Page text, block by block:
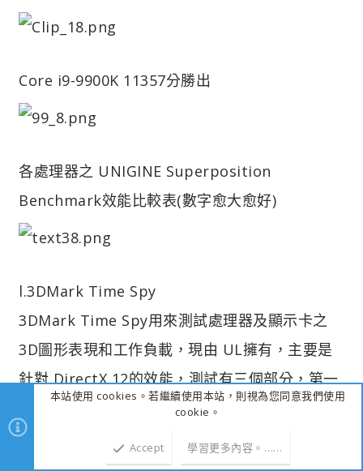
Core i9-9900K 11357分勝出
各處理器之 UNIGINE Superposition
Benchmark效能比較表(數字愈大愈好)
l.3DMark Time Spy
3DMark Time Spy用來測試處理器及顯示卡之
3D圖形表現和工作負載，現由 UL擁有，主要是
針對 DirectX 12的效能，測試有三個部分，第一
個為顆粒陰影、曲面細分等效果，第二個則是光
線追蹤的體積光照明技術，最後則是 CPU效能測
試，在前兩個測試中，包含了數千萬個頂點跟多
本站使用 cookies。若繼續使用本站，則視為您同意我們使用
cookie。
Accept 學習更多內容。……